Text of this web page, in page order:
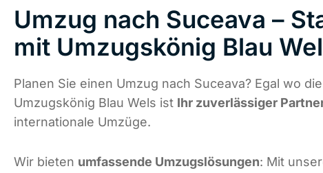
Umzug nach Suceava –
mit Umzugskönig Blau
Planen Sie einen Umzug nach Suceava? Egal wo
Umzugskönig Blau Wels ist Ihr zuverlässiger
internationale Umzüge.
Wir bieten umfassende Umzugslösungen: Mit